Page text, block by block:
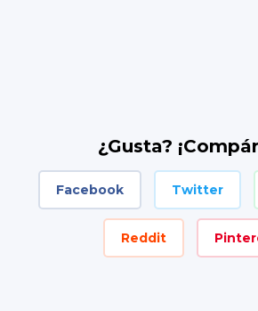
¿Gusta?
Facebook Twitter
Reddit